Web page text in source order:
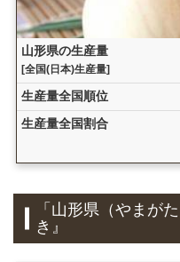
山形県の生産量
[全国(日本)生産量]
生産量全国順位
生産量全国割合
「山形県（やまが
き』